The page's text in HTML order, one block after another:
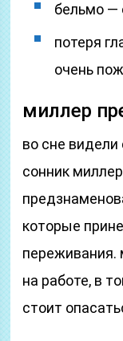
бельмо —
потеря
очень
миллер
во сне
сонник
которые
переживания.
на работе, в
стоит